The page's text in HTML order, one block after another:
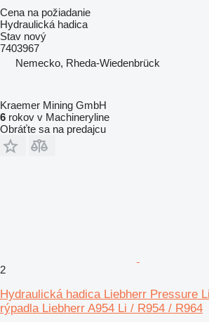
Cena na požiadanie
Hydraulická hadica
Stav nový
7403967
Nemecko, Rheda-Wiedenbrück
Kraemer Mining GmbH
6 rokov v Machineryline
Obráťte sa na predajcu
2
Hydraulická hadica Liebherr Pressure
rýpadla Liebherr A954 Li / R954 / R964